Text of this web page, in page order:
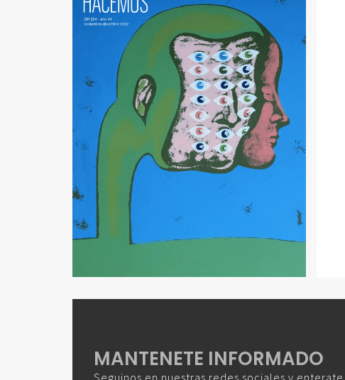
MANTENETE INFORMADO
Seguinos en nuestras redes sociales y enterate